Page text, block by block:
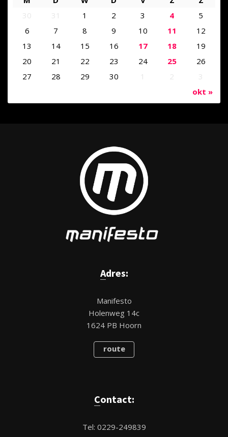
okt »
30
31 1 2 3 4
5
6
7 8 9 10 11
12
13
14 15 16 17 18
19
20
21 22 23 24 25
26
27
28 29 30 1 2 3
Adres:
Manifesto
Holenweg 14c
1624 PB Hoorn
route
Contact:
Tel: 0229-249839